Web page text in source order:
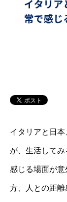
イタリアと日
が、生活してみ
感じる場面が
方、人との距